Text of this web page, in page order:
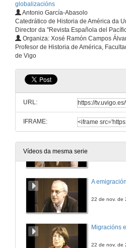
globalizacións
Antonio García-Abasolo
Catedrático de Historia de América da
Director da "Revista Española del
Organiza: Xosé Ramón Campos
Profesor de Historia de América,
de Vigo
URL:
IFRAME:
Vídeos da mesma serie
15 de nov. de
22 de nov. de
22 de nov. de